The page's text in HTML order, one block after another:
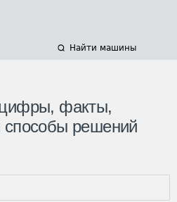
Найти машины
факты,
решений